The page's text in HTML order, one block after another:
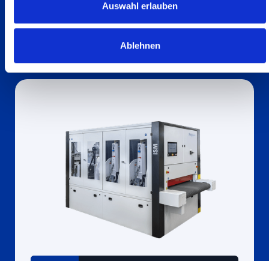
Auswahl erlauben
Ablehnen
Find out more